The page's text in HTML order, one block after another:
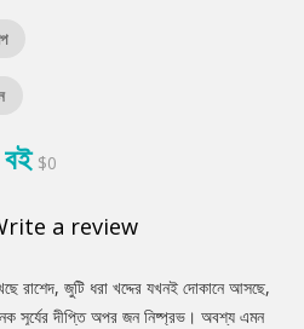
$0
a review
রাশেদ, জুটি ধরা খদ্দের যখনই দোকানে আসছে,
সূর্যের দীপ্তি অপর জন নিষ্প্রভ। অবশ্য এমন